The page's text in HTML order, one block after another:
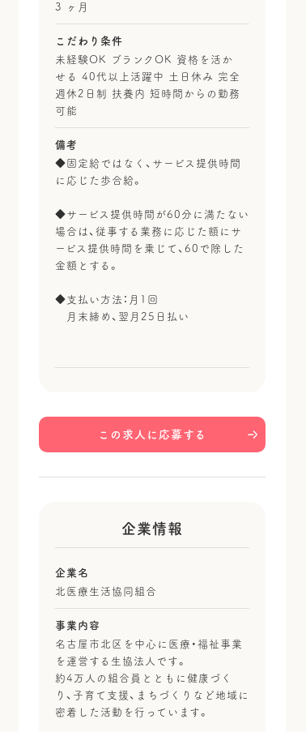
3 ヶ月
こだわり条件
未経験OK ブランクOK 資格を活か
せる 40代以上活躍中 土日休み 完全
週休2日制 扶養内 短時間からの勤務
可能
備考
◆固定給ではなく、サービス提供時間
に応じた歩合給。
◆サービス提供時間が60分に満たない
場合は、従事する業務に応じた額にサ
ービス提供時間を乗じて、60で除した
金額とする。
◆支払い方法：月1回
月末締め、翌月25日払い
この求人に応募する
企業情報
企業名
北医療生活協同組合
事業内容
名古屋市北区を中心に医療・福祉事業
を運営する生協法人です。
約4万人の組合員とともに健康づく
り、子育て支援、まちづくりなど地域に
密着した活動を行っています。